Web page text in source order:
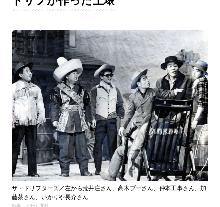
ザ・ドリフターズ／左から荒井注さん、高木ブーさん、仲本工事さん、加
藤茶さん、いかりや長介さん
出典： 朝日新聞社